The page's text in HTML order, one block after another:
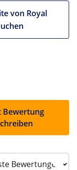
von Royal
Bewertung
reviews